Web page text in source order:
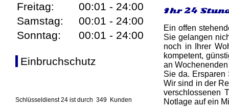
Freitag:
00:01 - 24:00
Samstag:
00:01 - 24:00
Sonntag:
00:01 - 24:00
Einbruchschutz
Schlüsseldienst 24 ist durch 349 Kunden
Ihr 24
Ein offen
Sie gelangen
noch in Ihrer
kompetent,
an
Sie da. Ersparen
Wir sind in der
verschlossenen
Notlage auf ein